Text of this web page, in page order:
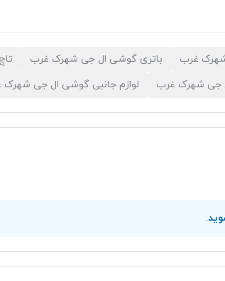
غرب باتری گوشی ال جی شهرک غرب
جی شهرک غرب
لوازم جانبی گوشی ال جی
.